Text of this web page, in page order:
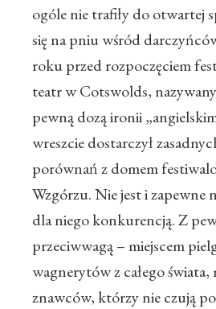
ogóle nie trafiły do otwartej
się na pniu wśród
roku przed rozpoczęciem
teatr w Cotswolds,
pewną dozą ironii
wreszcie dostarczył
porównań z domem
Wzgórzu. Nie jest i zapewne
dla niego konkurencją. Z
przeciwwagą – miejscem
wagnerytów z całego świata,
znawców, którzy nie czują